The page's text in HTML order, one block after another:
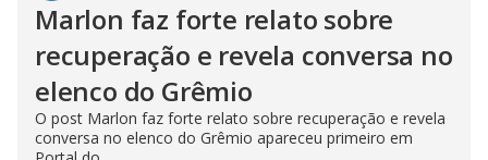
Marlon faz forte relato sobre
recuperação e revela conversa no
elenco do Grêmio
O post Marlon faz forte relato sobre recuperação e revela
conversa no elenco do Grêmio apareceu primeiro em